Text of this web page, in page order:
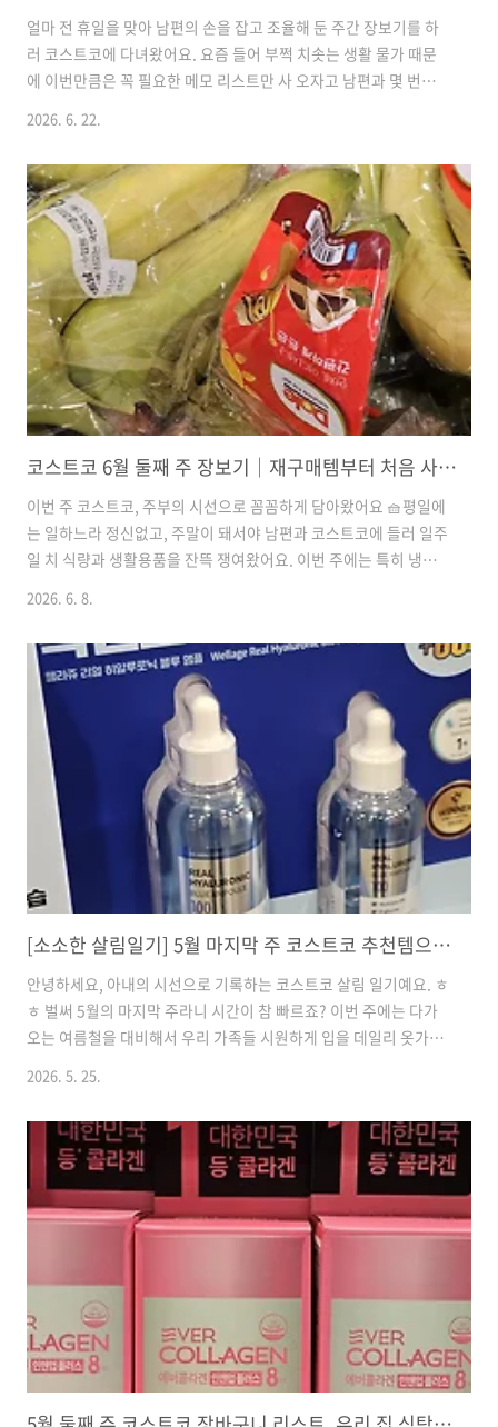
얼마 전 휴일을 맞아 남편의 손을 잡고 조율해 둔 주간 장보기를 하
러 코스트코에 다녀왔어요. 요즘 들어 부쩍 치솟는 생활 물가 때문
에 이번만큼은 꼭 필요한 메모 리스트만 사 오자고 남편과 몇 번이
밟혀서 결국 계획보다 카트가 묵직해졌답니다. 그래도 꼼꼼하게 세
일 품목들 비교해가며 데려온 알짜배기 재구매 일상템들이라 정리
해 두고 나니 마음이 참 흐뭇하네요. 저희 집 주방을 채운 소소한 살
림 이야기, 가볍게 구경해 보세요.🎈 충무김밥 / 13,990원이번 장
보기에서 단연 우리 부부의 입맛을 사로잡았던 최고의 주인공이에
요. 매장에서 무려 20분 넘게 긴 대기 줄을 서서 기다린 끝에..
2026. 6. 22.
코스트코 6월 둘째 주 장보기｜재구매템부터 처음 사본 복숭아잼까지
이번 주 코스트코, 주부의 시선으로 꼼꼼하게 담아왔어요 🧺평일에
는 일하느라 정신없고, 주말이 돼서야 남편과 코스트코에 들러 일주
일 치 식량과 생활용품을 잔뜩 쟁여왔어요. 이번 주에는 특히 냉장
보고 살림에 활용하면서 느낀 점들을 꼼꼼하게 남겨볼게요. 장보기
전이시라면 꼭 참고해 보세요! ㅎㅎ돌 바나나2,690원 (동네 마트보
다 훌쩍 저렴하죠!)한 송이 크기가 꽤 크고 튼실해서 며칠 내내 먹을
수 있는 최고의 가성비 과일이에요.처음 사 올 땐 살짝 푸릇하지만,
실온에 이틀 정도 두면 당도가 확 올라와서 정말 달콤해져요.🍳 활
용 팁 & 맛: 매일 아침 초등학교로 일찍 출근하는 딸아이 가방에 하
나씩 쏙 넣어주기 딱 좋아요. 바쁜 아침엔 밥 챙겨..
2026. 6. 8.
[소소한 살림일기] 5월 마지막 주 코스트코 추천템으로 차리는 풍성한 여름 밥상 & 뷰티 꿀팁
안녕하세요, 아내의 시선으로 기록하는 코스트코 살림 일기예요. ㅎ
ㅎ 벌써 5월의 마지막 주라니 시간이 참 빠르죠? 이번 주에는 다가
오는 여름철을 대비해서 우리 가족들 시원하게 입을 데일리 옷가지
료 보관법과 요리 활용 팁까지 아낌없이 공유해 드릴 테니 재미있게
읽어주세요!웰라쥬 히알루로닉 블루 앰플 (100ml+60ml)🏷️ 가격
정보: 19,990원🛒 알뜰 계산: 100ml 환산가 12,494원 (대용량 기
획세트)✨ 포인트: 끈적임 없는 급속 수분 충전 1등급 히알루론산
앰플🍳 활용 팁 & 맛: 제가 공병을 몇 개나 비웠는지 모르는 찐 애정
2026. 5. 25.